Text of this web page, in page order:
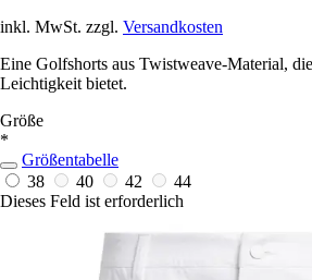
inkl. MwSt. zzgl. Versandkosten
Eine Golfshorts aus Twistweave-Material,
Leichtigkeit bietet.
Größe
*
Größentabelle
38
40 42
44
Dieses Feld ist erforderlich